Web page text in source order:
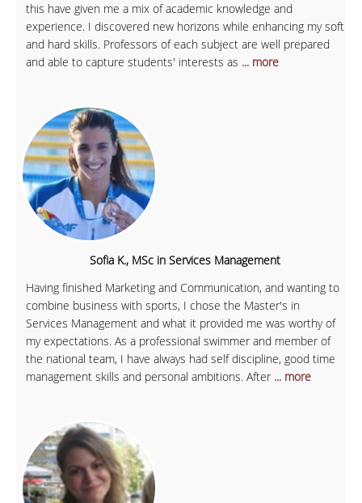
this have given me a mix of academic knowledge and
experience. I discovered new horizons while enhancing my soft
and hard skills. Professors of each subject are well prepared
and able to capture students' interests as ... more
Sofia K., MSc in Services Management
Having finished Marketing and Communication, and wanting to
combine business with sports, I chose the Master's in
Services Management and what it provided me was worthy of
my expectations. As a professional swimmer and member of
the national team, I have always had self discipline, good time
management skills and personal ambitions. After ... more